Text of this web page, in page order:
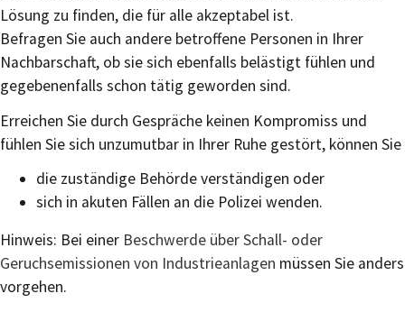
Lösung zu finden, die für alle akzeptabel ist.
Befragen Sie auch andere betroffene Personen in Ihrer
Nachbarschaft, ob sie sich ebenfalls belästigt fühlen und
gegebenenfalls schon tätig geworden sind.
Erreichen Sie durch Gespräche keinen Kompromiss und
fühlen Sie sich unzumutbar in Ihrer Ruhe gestört, können Sie
die zuständige Behörde verständigen oder
sich in akuten Fällen an die Polizei wenden.
Hinweis: Bei einer Beschwerde über Schall- oder
Geruchsemissionen von Industrieanlagen müssen Sie anders
vorgehen.